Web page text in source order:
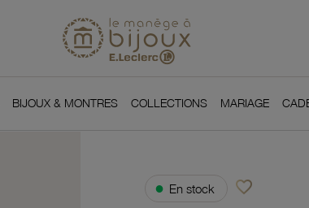
BIJOUX & MONTRES COLLECTIONS MARIAGE
● En stock favorite_borderAjouter à vos